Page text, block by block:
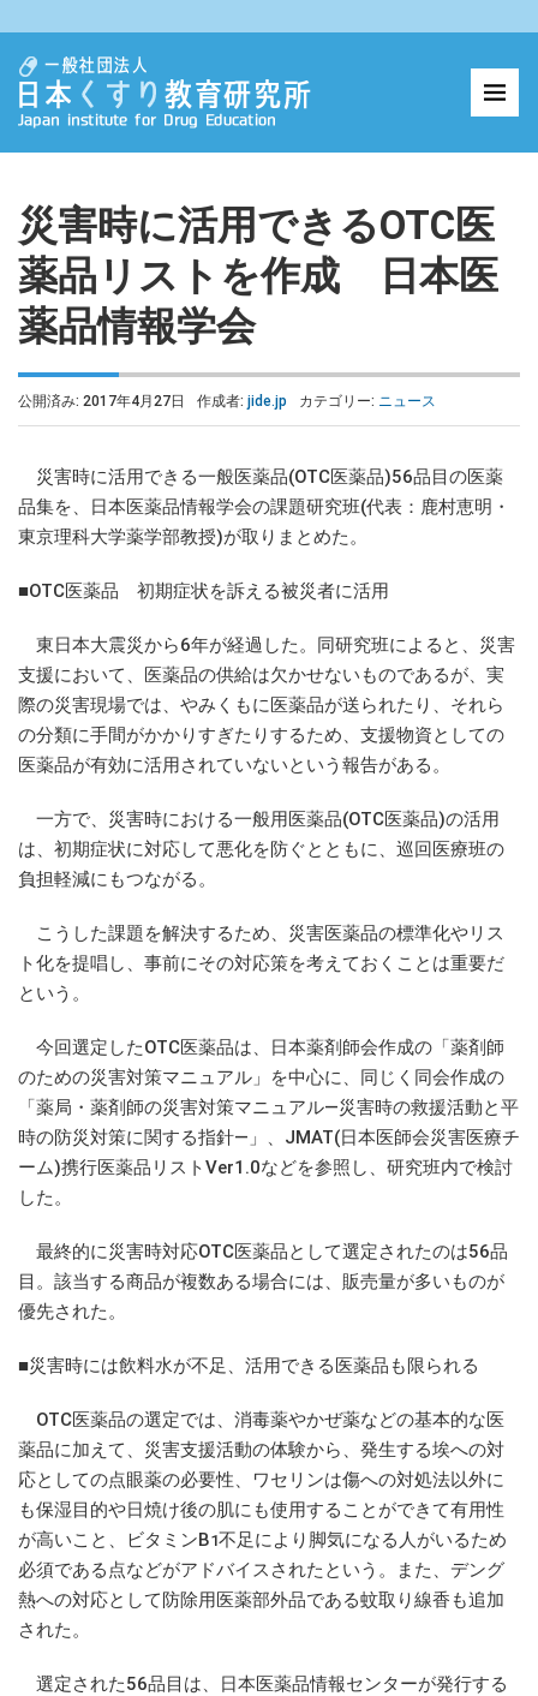
災害時に活用できるOTC医
薬品リストを作成 日本医
薬品情報学会
公開済み: 2017年4月27日 作成者: jide.jp カテゴリー: ニュース
災害時に活用できる一般医薬品(OTC医薬品)56品目の医薬
品集を、日本医薬品情報学会の課題研究班(代表：鹿村恵明・
東京理科大学薬学部教授)が取りまとめた。
■OTC医薬品 初期症状を訴える被災者に活用
東日本大震災から6年が経過した。同研究班によると、災害
支援において、医薬品の供給は欠かせないものであるが、実
際の災害現場では、やみくもに医薬品が送られたり、それら
の分類に手間がかかりすぎたりするため、支援物資としての
医薬品が有効に活用されていないという報告がある。
一方で、災害時における一般用医薬品(OTC医薬品)の活用
は、初期症状に対応して悪化を防ぐとともに、巡回医療班の
負担軽減にもつながる。
こうした課題を解決するため、災害医薬品の標準化やリス
ト化を提唱し、事前にその対応策を考えておくことは重要だ
という。
今回選定したOTC医薬品は、日本薬剤師会作成の「薬剤師
のための災害対策マニュアル」を中心に、同じく同会作成の
「薬局・薬剤師の災害対策マニュアル―災害時の救援活動と平
時の防災対策に関する指針―」、JMAT(日本医師会災害医療チ
ーム)携行医薬品リストVer1.0などを参照し、研究班内で検討
した。
最終的に災害時対応OTC医薬品として選定されたのは56品
目。該当する商品が複数ある場合には、販売量が多いものが
優先された。
■災害時には飲料水が不足、活用できる医薬品も限られる
OTC医薬品の選定では、消毒薬やかぜ薬などの基本的な医
薬品に加えて、災害支援活動の体験から、発生する埃への対
応としての点眼薬の必要性、ワセリンは傷への対処法以外に
も保湿目的や日焼け後の肌にも使用することができて有用性
が高いこと、ビタミンB1不足により脚気になる人がいるため
必須である点などがアドバイスされたという。また、デング
熱への対応として防除用医薬部外品である蚊取り線香も追加
された。
選定された56品目は、日本医薬品情報センターが発行する